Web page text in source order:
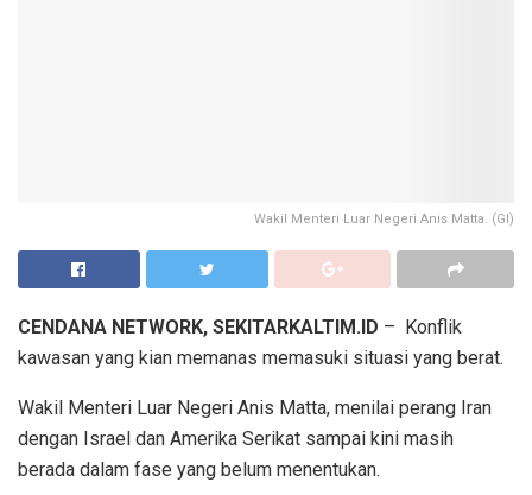
Wakil Menteri Luar Negeri Anis Matta. (GI)
CENDANA NETWORK, SEKITARKALTIM.ID – Konflik
kawasan yang kian memanas memasuki situasi yang berat.
Wakil Menteri Luar Negeri Anis Matta, menilai perang Iran
dengan Israel dan Amerika Serikat sampai kini masih
berada dalam fase yang belum menentukan.